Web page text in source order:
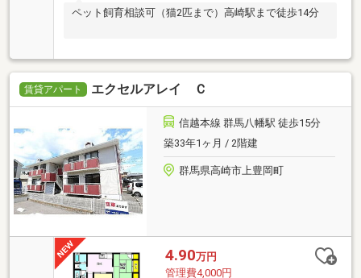
ペット飼育相談可（猫2匹まで）高崎駅まで徒歩14分
賃貸アパート エクセルアレイ Ｃ
信越本線 群馬八幡駅 徒歩15分
築33年1ヶ月 / 2階建
群馬県高崎市上豊岡町
4.90万円
管理費4,000円